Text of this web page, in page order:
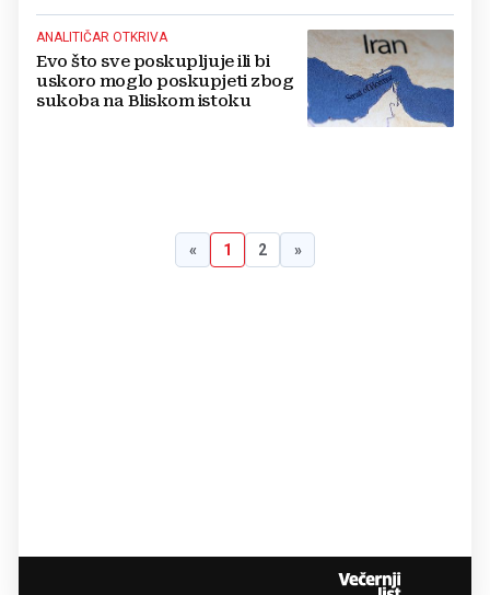
ANALITIČAR OTKRIVA
Evo što sve poskupljuje ili bi
uskoro moglo poskupjeti zbog
sukoba na Bliskom istoku
« 1 2 »